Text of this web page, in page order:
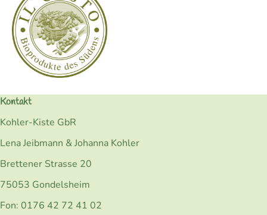
Kontakt
Kohler-Kiste GbR
Lena Jeibmann & Johanna Kohler
Brettener Strasse 20
75053 Gondelsheim
Fon: 0176 42 72 41 02